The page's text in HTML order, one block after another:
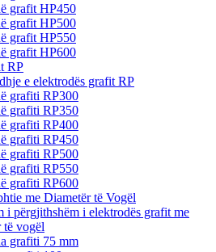
grafit HP450
grafit HP500
grafit HP550
grafit HP600
RP
e elektrodës grafit RP
grafiti RP300
grafiti RP350
grafiti RP400
grafiti RP450
grafiti RP500
grafiti RP550
grafiti RP600
me Diametër të Vogël
i përgjithshëm i elektrodës grafit me
të vogël
grafiti 75 mm